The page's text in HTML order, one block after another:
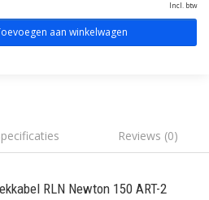
Incl. btw
aan winkelwagen
Reviews (0)
RLN Newton 150 ART-2